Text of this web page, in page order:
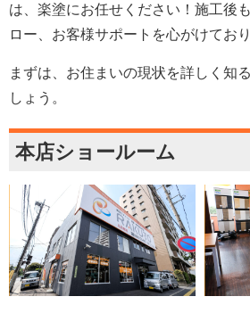
は、楽塗にお任せください！施工後
ロー、お客様サポートを心がけており
まずは、お住まいの現状を詳しく知
しょう。
本店ショールーム